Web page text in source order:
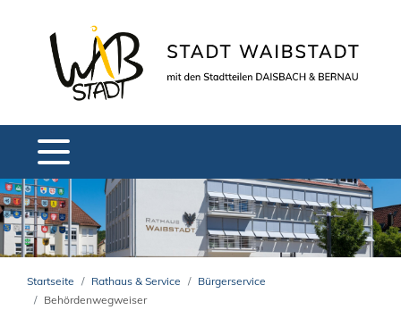
Startseite Rathaus & Service
Bürgerservice
Behördenwegweiser